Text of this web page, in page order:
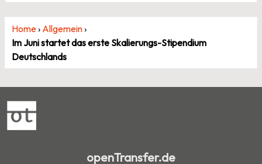
Home› Allgemein›
Im Juni startet das erste Skalierungs-Stipendium
Deutschlands
openTransfer.de